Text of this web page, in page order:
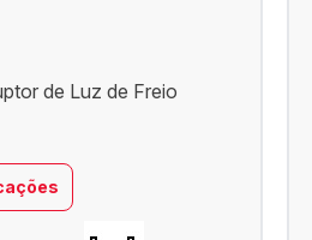
de Luz de Freio